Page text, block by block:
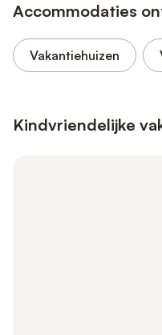
Accommodaties
Vakantiehuizen
Kindvriendelijke